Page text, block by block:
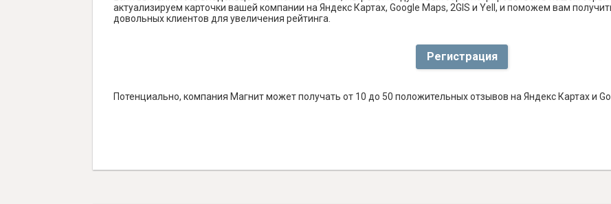
актуализируем карточки вашей компании на Яндекс Картах, Google Maps, 2GIS и Yell, и поможем вам
довольных клиентов для увеличения рейтинга.
Регистрация
Потенциально, компания Магнит может получать от 10 до 50 положительных отзывов на Яндекс Картах и